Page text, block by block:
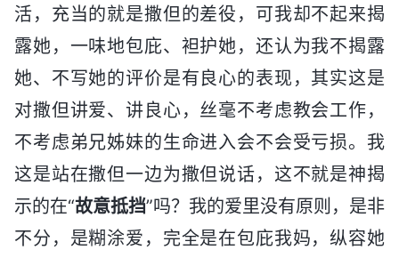
活，充当的就是撒但的差役，可我却不起来揭
露她，一味地包庇、袒护她，还认为我不揭露
她、不写她的评价是有良心的表现，其实这是
对撒但讲爱、讲良心，丝毫不考虑教会工作，
不考虑弟兄姊妹的生命进入会不会受亏损。我
这是站在撒但一边为撒但说话，这不就是神揭
示的在“故意抵挡”吗？我的爱里没有原则，是非
不分，是糊涂爱，完全是在包庇我妈，纵容她